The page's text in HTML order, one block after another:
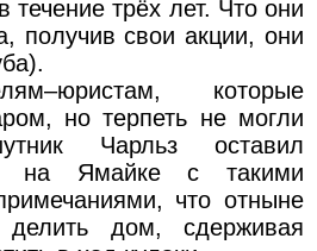
течение трёх лет. Что они
получив свои акции, они
которые
но терпеть не могли
Чарльз оставил
на Ямайке с такими
что отныне
дом, сдерживая